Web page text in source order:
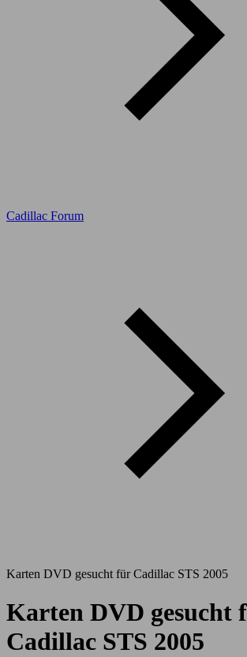
Cadillac Forum
Karten DVD gesucht für Cadillac STS 2005
Karten DVD gesucht
Cadillac STS 2005